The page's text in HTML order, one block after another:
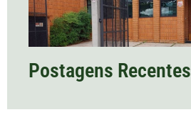
Postagens Recentes